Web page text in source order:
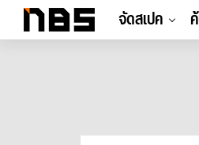
จัดสเปค